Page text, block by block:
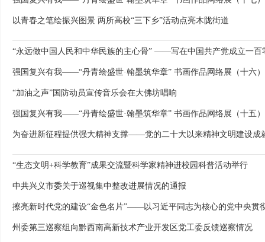
以青春之笔绘振兴图景 两所高校“三下乡”活动点亮木陇街道
强国复兴有我——“丹青绘盛世·翰墨筑华章” 书画作品网络展（十六）
“加油之声”国防动员宣传音乐会在大佛坊唱响
强国复兴有我——“丹青绘盛世·翰墨筑华章” 书画作品网络展（十五）
为奋进新征程提供强大精神支撑——党的二十大以来精神文明建设成
“生态文明+科学教育”成果交流暨科学家精神进校园科普活动举行
中共兴义市委关于巡视集中整改进展情况的通报
州委第三巡察组向黔西南高新技术产业开发区党工委反馈巡察情况